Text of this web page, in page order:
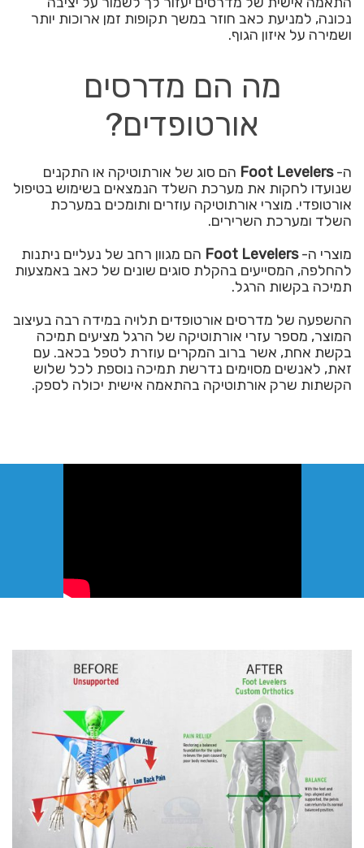
נכונה, למניעת כאב חוזר במשך תקופות זמן ארוכות יותר
ושמירה על איזון הגוף.
מה הם מדרסים
אורטופדים?
ה-Foot Levelers הם סוג של אורתוטיקה או התקנים
שנועדו לחקות את מערכת השלד הנמצאים בשימוש בטיפול
אורטופדי. מוצרי אורתוטיקה עוזרים ותומכים במערכת
השלד ומערכת השרירים.
מוצרי ה-Foot Levelers הם מגוון רחב של נעליים ניתנות
להחלפה, המסייעים בהקלת סוגים שונים של כאב באמצעות
תמיכה בקשות הרגל.
ההשפעה של מדרסים אורטופדים תלויה במידה רבה בעיצוב
המוצר, מספר עזרי אורתוטיקה של הרגל מציעים תמיכה
בקשת אחת, אשר ברוב המקרים עוזרת לטפל בכאב. עם
זאת, לאנשים מסוימים נדרשת תמיכה נוספת לכל שלוש
הקשתות שרק אורתוטיקה בהתאמה אישית יכולה לספק.